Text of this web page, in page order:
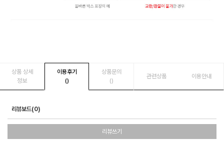
상품 상세
정보
이용후기
()
상품문의
()
관련상품 이용안내
리뷰보드(0)
리뷰쓰기